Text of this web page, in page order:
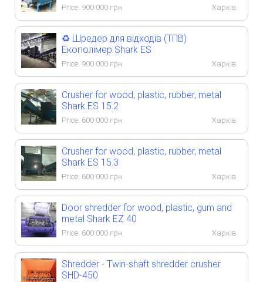
Price: 900 000 грн. Харків
♻️ Шредер для відходів (ТПВ)
Екополімер Shark ES
Price: 900 000 грн. Харків
Crusher for wood, plastic, rubber, metal
Shark ES 15.2
Price: 600 000 грн. Харків
Crusher for wood, plastic, rubber, metal
Shark ES 15.3
Price: 600 000 грн. Харків
Door shredder for wood, plastic, gum and
metal Shark EZ 40
Price: 600 000 грн. Харків
Shredder - Twin-shaft shredder crusher
SHD-450